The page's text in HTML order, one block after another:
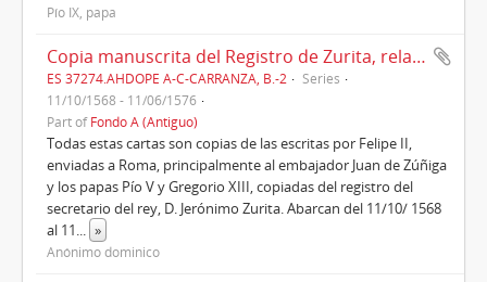
Pío IX, papa
Copia manuscrita del Registro de Zurita, relativo al proceso de Carranza en Roma, Cartapacio VII, año1570.
ES 37274.AHDOPE A-C-CARRANZA, B.-2
Series
11/10/1568 - 11/06/1576
Part ofFondo A (Antiguo)
Todas estas cartas son copias de las escritas por Felipe II,
enviadas a Roma, principalmente al embajador Juan de Zúñiga
y los papas Pío V y Gregorio XIII, copiadas del registro del
secretario del rey, D. Jerónimo Zurita. Abarcan del 11/10/ 1568
al 11... »
Anónimo dominico